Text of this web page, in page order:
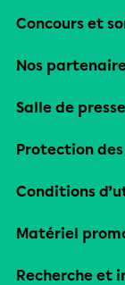
Concours et
Nos
Salle de presse
Protection
Conditions
Matériel
Recherche et